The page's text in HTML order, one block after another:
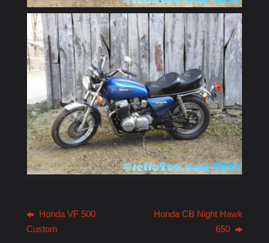
Honda VF 500
Custom
Honda CB Night Hawk
650